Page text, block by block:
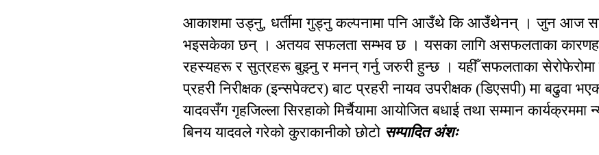
आकाशमा उड्नु, धर्तीमा गुड्नु कल्पनामा पनि आउँथे कि आउँथेनन् । जुन आज
भइसकेका छन् । अतयव सफलता सम्भव छ । यसका लागि असफलताका
रहस्यहरू र सुत्रहरू बुझ्नु र मनन् गर्नु जरुरी हुन्छ । यहीँ सफलताका सेरोफेरोमा
प्रहरी निरीक्षक (इन्सपेक्टर) बाट प्रहरी नायव उपरीक्षक (डिएसपी) मा बढुवा
यादवसँग गृहजिल्ला सिरहाको मिर्चैयामा आयोजित बधाई तथा सम्मान कार्यक्रममा
बिनय यादवले गरेको कुराकानीको छोटो सम्पादित अंशः